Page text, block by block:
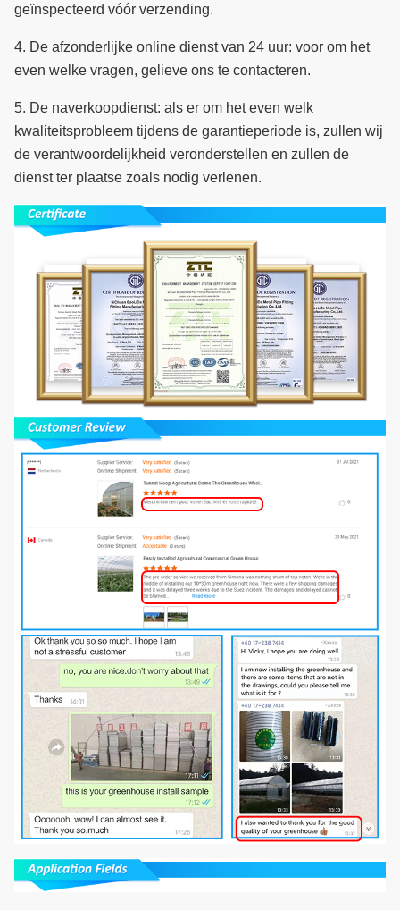
geïnspecteerd vóór verzending.
4. De afzonderlijke online dienst van 24 uur: voor om het
even welke vragen, gelieve ons te contacteren.
5. De naverkoopdienst: als er om het even welk
kwaliteitsprobleem tijdens de garantieperiode is, zullen wij
de verantwoordelijkheid veronderstellen en zullen de
dienst ter plaatse zoals nodig verlenen.